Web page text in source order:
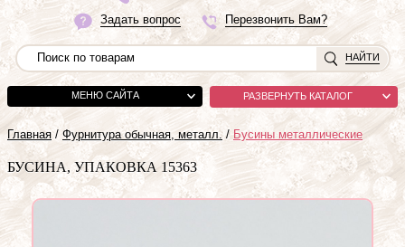
Задать вопрос Перезвонить Вам?
НАЙТИ
МЕНЮ САЙТА РАЗВЕРНУТЬ КАТАЛОГ
Главная / Фурнитура обычная, металл. / Бусины металлические
БУСИНА, УПАКОВКА 15363